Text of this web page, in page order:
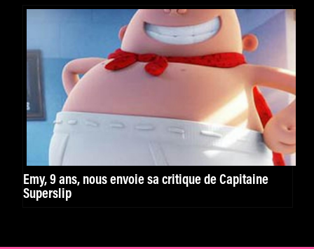
Emy, 9 ans, nous envoie sa critique de Capitaine
Superslip